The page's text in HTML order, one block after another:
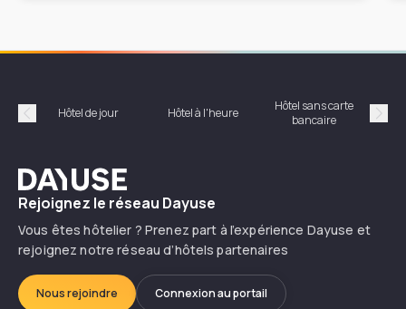
Précédent
Hôtel de jour Hôtel à l'heure
Hôtel sans carte
bancaire
Dayuse
Rejoignez le réseau Dayuse
Vous êtes hôtelier ? Prenez part à l’expérience Dayuse et
rejoignez notre réseau d’hôtels partenaires
Nous rejoindre Connexion au portail